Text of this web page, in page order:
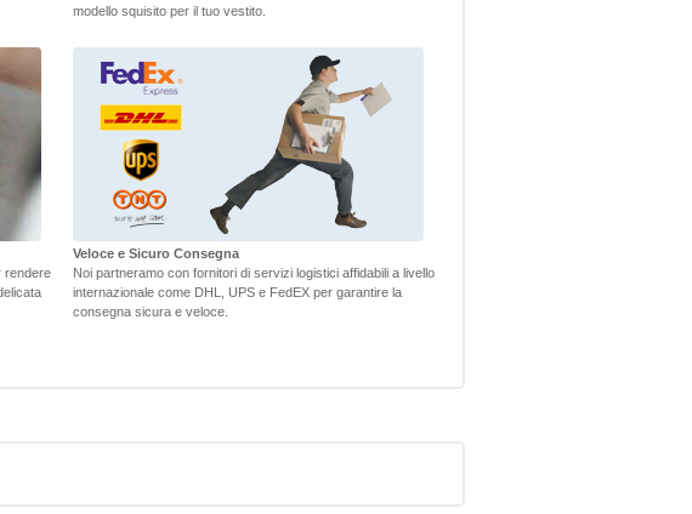
modello squisito per il tuo vestito.
rendere
Veloce e Sicuro Consegna
Noi partneramo con fornitori di servizi logistici affidabili a livello
internazionale come DHL, UPS e FedEX per garantire la
consegna sicura e veloce.